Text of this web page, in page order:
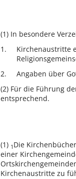
(1) In besondere
Kirchenaustritte
Angaben über
(2) Für die Führung
entsprechend.
(1) 1 Die
einer
Kirchenaustritte zu